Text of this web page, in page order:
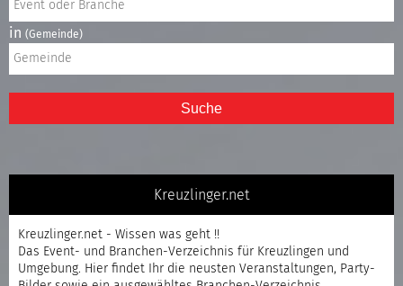
in (Gemeinde)
Suche
Kreuzlinger.net
Kreuzlinger.net - Wissen was geht !!
Das Event- und Branchen-Verzeichnis für Kreuzlingen und
Umgebung. Hier findet Ihr die neusten Veranstaltungen, Party-